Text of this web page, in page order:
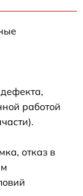
работой
отказ в